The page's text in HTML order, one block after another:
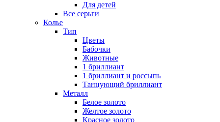
Для детей
Все серьги
Колье
Тип
Цветы
Бабочки
Животные
1 бриллиант
1 бриллиант и россыпь
Танцующий бриллиант
Металл
Белое золото
Желтое золото
Красное золото